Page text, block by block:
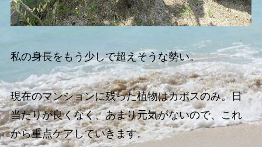
私の身長をもう少しで超えそうな勢い。
現在のマンションに残った植物はカボスのみ。日
当たりが良くなく、あまり元気がないので、これ
から重点ケアしていきます。